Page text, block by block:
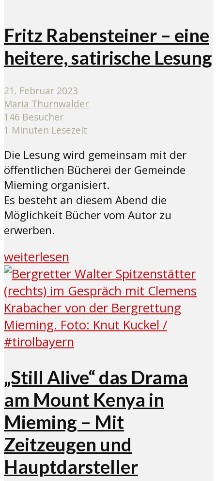
Fritz Rabensteiner – eine
heitere, satirische Lesung
21. Februar 2023
Maria Thurnwalder
146 Besucher
1 Minuten Lesezeit
Die Lesung wird gemeinsam mit der
öffentlichen Bücherei der Gemeinde
Mieming organisiert.
Es besteht an diesem Abend die
Möglichkeit Bücher vom Autor zu
erwerben.
weiterlesen
„Still Alive“ das Drama
am Mount Kenya in
Mieming – Mit
Zeitzeugen und
Hauptdarsteller